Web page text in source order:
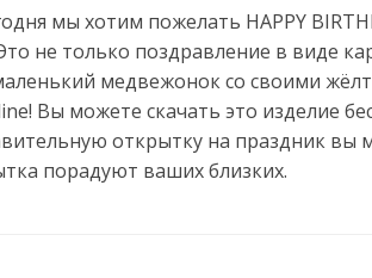
мы хотим пожелать HAPPY
не только поздравление в виде
медвежонок со своими
Вы можете скачать это изделие
открытку на праздник вы
порадуют ваших близких.